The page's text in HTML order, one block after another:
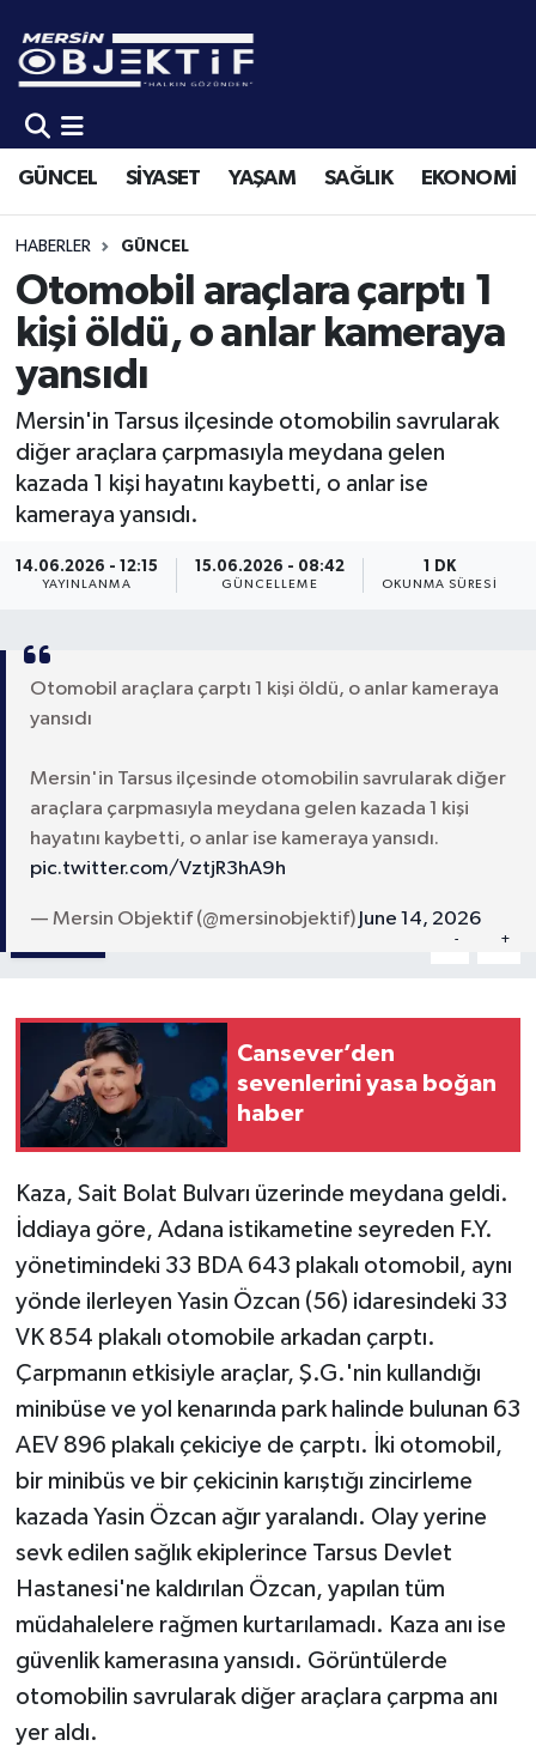
GÜNCEL SİYASET YAŞAM SAĞLIK EKONOMİ
HABERLER GÜNCEL
Otomobil araçlara çarptı 1
kişi öldü, o anlar kameraya
yansıdı
Mersin'in Tarsus ilçesinde otomobilin savrularak
diğer araçlara çarpmasıyla meydana gelen
kazada 1 kişi hayatını kaybetti, o anlar ise
kameraya yansıdı.
14.06.2026 - 12:15
YAYINLANMA
15.06.2026 - 08:42
GÜNCELLEME
1 DK
OKUNMA SÜRESI
Otomobil araçlara çarptı 1 kişi öldü, o anlar kameraya
yansıdı
Mersin'in Tarsus ilçesinde otomobilin savrularak diğer
araçlara çarpmasıyla meydana gelen kazada 1 kişi
hayatını kaybetti, o anlar ise kameraya yansıdı.
pic.twitter.com/VztjR3hA9h
— Mersin Objektif (@mersinobjektif) June 14, 2026
- +
Cansever’den
sevenlerini yasa boğan
haber
Kaza, Sait Bolat Bulvarı üzerinde meydana geldi.
İddiaya göre, Adana istikametine seyreden F.Y.
yönetimindeki 33 BDA 643 plakalı otomobil, aynı
yönde ilerleyen Yasin Özcan (56) idaresindeki 33
VK 854 plakalı otomobile arkadan çarptı.
Çarpmanın etkisiyle araçlar, Ş.G.'nin kullandığı
minibüse ve yol kenarında park halinde bulunan 63
AEV 896 plakalı çekiciye de çarptı. İki otomobil,
bir minibüs ve bir çekicinin karıştığı zincirleme
kazada Yasin Özcan ağır yaralandı. Olay yerine
sevk edilen sağlık ekiplerince Tarsus Devlet
Hastanesi'ne kaldırılan Özcan, yapılan tüm
müdahalelere rağmen kurtarılamadı. Kaza anı ise
güvenlik kamerasına yansıdı. Görüntülerde
otomobilin savrularak diğer araçlara çarpma anı
yer aldı.
GÜNCEL
SİYASET
YAŞAM
EKONOMİ
KÜLTÜR-SANAT
EĞİTİM
Mersin Hava Durumu
Mersin Trafik Yoğunluk Haritası
Süper Lig Puan Durumu ve Fikstür
Tüm Manşetler
Son Dakika Haberleri